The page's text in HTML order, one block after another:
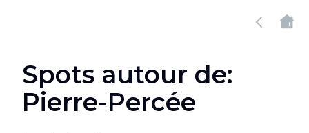
Spots autour de:
Pierre-Percée